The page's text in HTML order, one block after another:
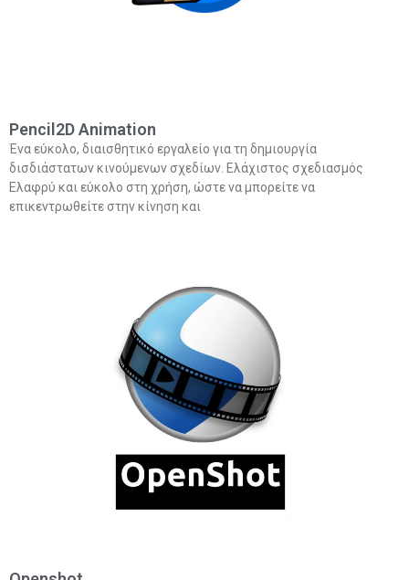
Pencil2D Animation
Ένα εύκολο, διαισθητικό εργαλείο για τη δημιουργία
δισδιάστατων κινούμενων σχεδίων. Ελάχιστος σχεδιασμός
Ελαφρύ και εύκολο στη χρήση, ώστε να μπορείτε να
επικεντρωθείτε στην κίνηση και